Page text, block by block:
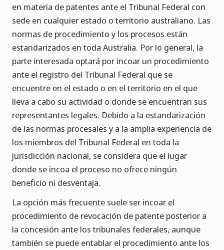
en materia de patentes ante el Tribunal Federal con
sede en cualquier estado o territorio australiano. Las
normas de procedimiento y los procesos están
estandarizados en toda Australia. Por lo general, la
parte interesada optará por incoar un procedimiento
ante el registro del Tribunal Federal que se
encuentre en el estado o en el territorio en el que
lleva a cabo su actividad o donde se encuentran sus
representantes legales. Debido a la estandarización
de las normas procesales y a la amplia experiencia de
los miembros del Tribunal Federal en toda la
jurisdicción nacional, se considera que el lugar
donde se incoa el proceso no ofrece ningún
beneficio ni desventaja.
La opción más frecuente suele ser incoar el
procedimiento de revocación de patente posterior a
la concesión ante los tribunales federales, aunque
también se puede entablar el procedimiento ante los